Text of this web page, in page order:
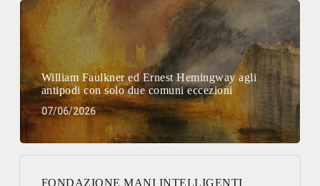
William Faulkner ed Ernest Hemingway agli
antipodi con solo due comuni eccezioni
07/06/2026
FONDAZIONE MANI INTELLIGENTI